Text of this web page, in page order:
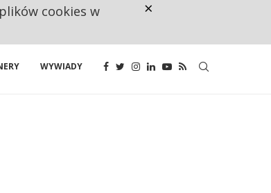
WYWIADY
cookies w
×